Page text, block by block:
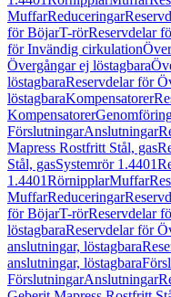
MuffarReduceringar
för BöjarT-rörReservdelar
för Invändig cirkulation
Övergångar ej löstagbara
löstagbaraReservdelar för
löstagbaraKompensatorer
Kompensatorer
FörslutningarAnslutningar
Mapress Rostfritt Stål, gas
Stål, gasSystemrör 1.4401
1.4401RörnipplarMuffar
MuffarReduceringar
för BöjarT-rörReservdelar
löstagbaraReservdelar för
anslutningar, löstagbara
anslutningar, löstagbara
FörslutningarAnslutningar